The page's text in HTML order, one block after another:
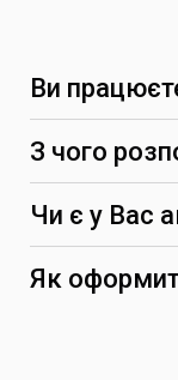
Ви
З чого
Чи є у Вас
Як